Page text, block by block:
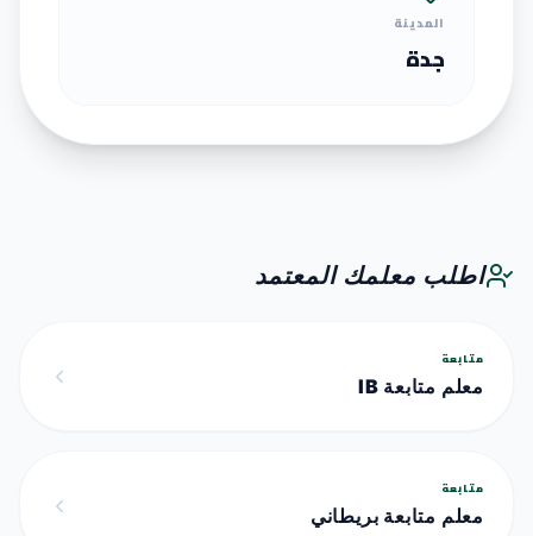
المدينة
جدة
اطلب معلمك المعتمد
متابعة
معلم متابعة IB
متابعة
معلم متابعة بريطاني